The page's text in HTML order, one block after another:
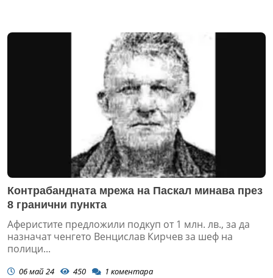
Контрабандната мрежа на Паскал минава през
8 гранични пункта
Аферистите предложили подкуп от 1 млн. лв., за да
назначат ченгето Венцислав Кирчев за шеф на
полици...
06 май 24 450 1 коментара